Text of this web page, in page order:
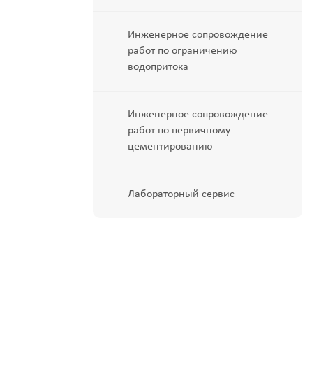
Инженерное сопровождение
работ по ограничению
водопритока
Инженерное сопровождение
работ по первичному
цементированию
Лабораторный сервис